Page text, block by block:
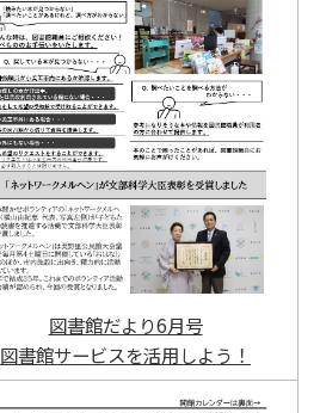
図書館だより6月号
図書館サービスを活用しよう！